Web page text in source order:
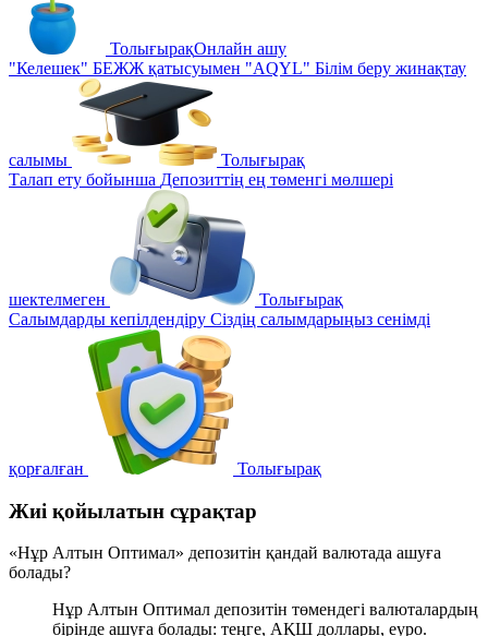
ТолығырақОнлайн ашу
"Келешек" БЕЖЖ қатысуымен "AQYL" Білім беру жинақтау
салымы
Толығырақ
Талап ету бойынша Депозиттің ең төменгі мөлшері
шектелмеген
Толығырақ
Салымдарды кепілдендіру Сіздің салымдарыңыз сенімді
қорғалған Толығырақ
Жиі қойылатын сұрақтар
«Нұр Алтын Оптимал» депозитін қандай валютада ашуға
болады?
Нұр Алтын Оптимал депозитін төмендегі валюталардың
бірінде ашуға болады: теңге, АҚШ доллары, еуро.